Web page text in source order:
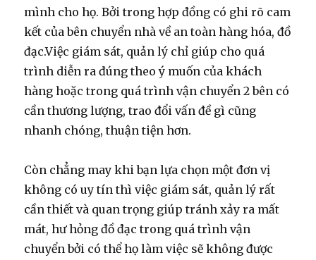
mình cho họ. Bởi trong hợp đồng có ghi rõ cam
kết của bên chuyển nhà về an toàn hàng hóa, đồ
đạc.Việc giám sát, quản lý chỉ giúp cho quá
trình diễn ra đúng theo ý muốn của khách
hàng hoặc trong quá trình vận chuyển 2 bên có
cần thương lượng, trao đổi vấn đề gì cũng
nhanh chóng, thuận tiện hơn.
Còn chẳng may khi bạn lựa chọn một đơn vị
không có uy tín thì việc giám sát, quản lý rất
cần thiết và quan trọng giúp tránh xảy ra mất
mát, hư hỏng đồ đạc trong quá trình vận
chuyển bởi có thể họ làm việc sẽ không được